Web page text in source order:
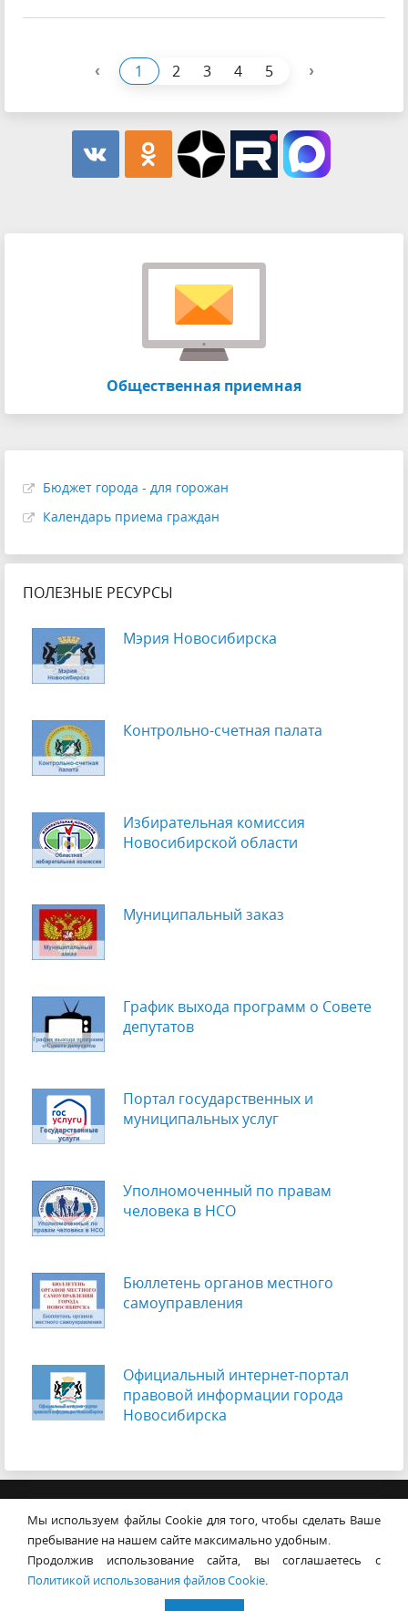
‹ 1 2 3 4 5 ›
Общественная приемная
Бюджет города - для горожан
Календарь приема граждан
ПОЛЕЗНЫЕ РЕСУРСЫ
Мэрия Новосибирска
Контрольно-счетная палата
Избирательная комиссия
Новосибирской области
Муниципальный заказ
График выхода программ о Cовете
депутатов
Портал государственных и
муниципальных услуг
Уполномоченный по правам
человека в НСО
Бюллетень органов местного
самоуправления
Официальный интернет-портал
правовой информации города
Новосибирска
© Совет депутатов города
НовосибирскаКонтакты Карта сайта
630099, г. Новосибирск, Красный
проспект, 34
Мы используем файлы Cookie для того, чтобы сделать Ваше
пребывание на нашем сайте максимально удобным.
Продолжив использование сайта, вы соглашаетесь с
Политикой использования файлов Cookie.